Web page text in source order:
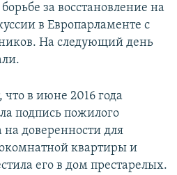
за восстановление на
в Европарламенте с
На следующий день
что в июне 2016 года
подпись пожилого
доверенности для
квартиры и
его в дом престарелых.